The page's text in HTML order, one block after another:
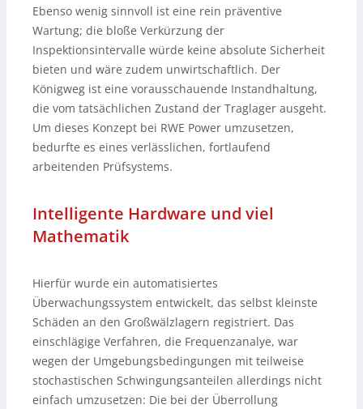
Ebenso wenig sinnvoll ist eine rein präventive
Wartung; die bloße Verkürzung der
Inspektionsintervalle würde keine absolute Sicherheit
bieten und wäre zudem unwirtschaftlich. Der
Königweg ist eine vorausschauende Instandhaltung,
die vom tatsächlichen Zustand der Traglager ausgeht.
Um dieses Konzept bei RWE Power umzusetzen,
bedurfte es eines verlässlichen, fortlaufend
arbeitenden Prüfsystems.
Intelligente Hardware und viel
Mathematik
Hierfür wurde ein automatisiertes
Überwachungssystem entwickelt, das selbst kleinste
Schäden an den Großwälzlagern registriert. Das
einschlägige Verfahren, die Frequenzanalye, war
wegen der Umgebungsbedingungen mit teilweise
stochastischen Schwingungsanteilen allerdings nicht
einfach umzusetzen: Die bei der Überrollung